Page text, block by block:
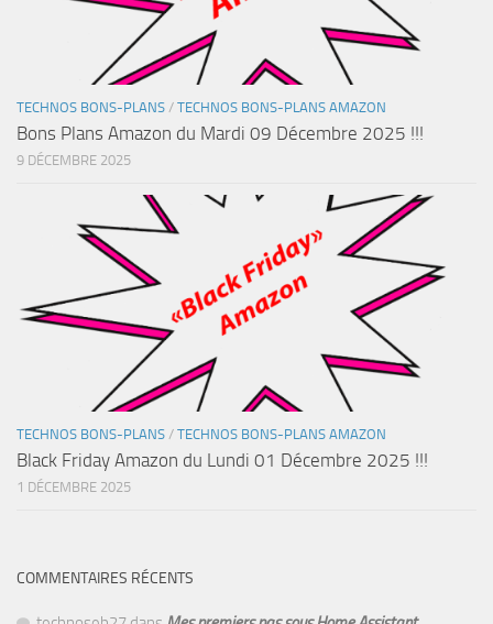
TECHNOS BONS-PLANS / TECHNOS BONS-PLANS AMAZON
Bons Plans Amazon du Mardi 09 Décembre 2025 !!!
9 DÉCEMBRE 2025
TECHNOS BONS-PLANS / TECHNOS BONS-PLANS AMAZON
Black Friday Amazon du Lundi 01 Décembre 2025 !!!
1 DÉCEMBRE 2025
COMMENTAIRES RÉCENTS